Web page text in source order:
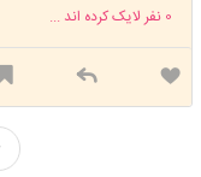
0 نفر لایک کرده اند ...